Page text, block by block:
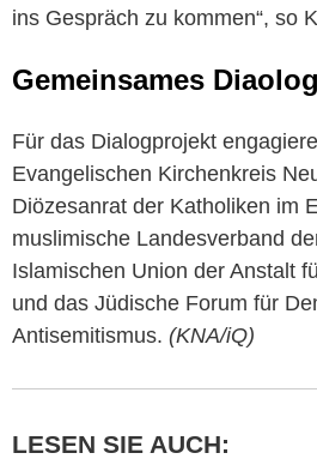
ins Gespräch zu kommen“, so
Gemeinsames
Für das Dialogprojekt
Evangelischen Kirchenkreis
Diözesanrat der Katholiken im
muslimische Landesverband
Islamischen Union der Anstalt
und das Jüdische Forum für
Antisemitismus. (KNA/iQ)
LESEN SIE AUCH: